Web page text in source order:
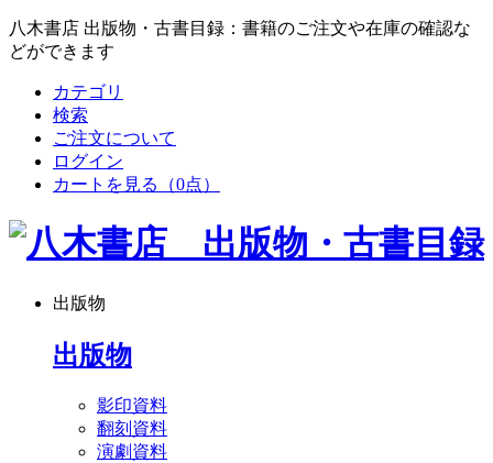
八木書店 出版物・古書目録：書籍のご注文や在庫の確認な
どができます
カテゴリ
検索
ご注文について
ログイン
カートを見る
（0点）
出版物
出版物
影印資料
翻刻資料
演劇資料